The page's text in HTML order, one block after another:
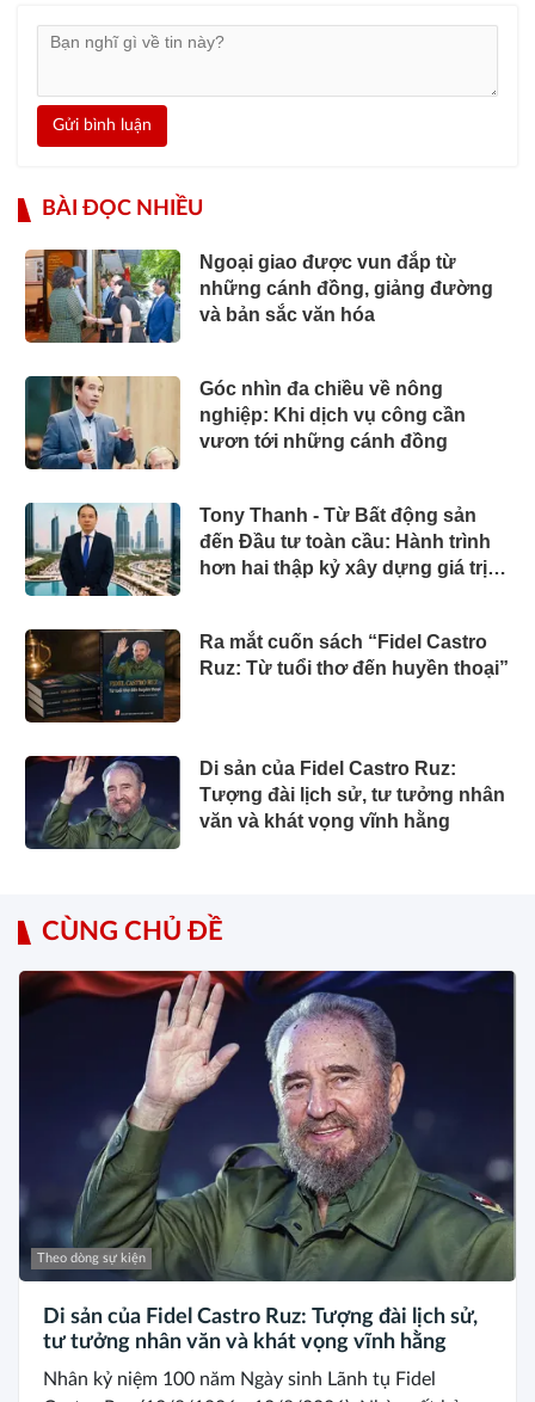
Gửi bình luận
BÀI ĐỌC NHIỀU
Ngoại giao được vun đắp từ
những cánh đồng, giảng đường
và bản sắc văn hóa
Góc nhìn đa chiều về nông
nghiệp: Khi dịch vụ công cần
vươn tới những cánh đồng
Tony Thanh - Từ Bất động sản
đến Đầu tư toàn cầu: Hành trình
hơn hai thập kỷ xây dựng giá trị
Ra mắt cuốn sách “Fidel Castro
Ruz: Từ tuổi thơ đến huyền thoại”
Di sản của Fidel Castro Ruz:
Tượng đài lịch sử, tư tưởng nhân
văn và khát vọng vĩnh hằng
CÙNG CHỦ ĐỀ
Theo dòng sự kiện
Di sản của Fidel Castro Ruz: Tượng đài lịch sử,
tư tưởng nhân văn và khát vọng vĩnh hằng
Nhân kỷ niệm 100 năm Ngày sinh Lãnh tụ Fidel